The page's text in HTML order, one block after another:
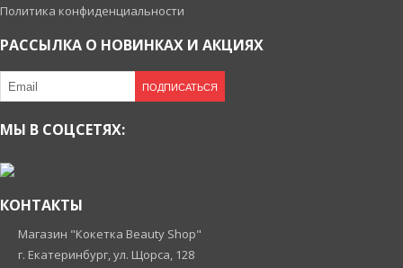
Политика конфиденциальности
РАССЫЛКА О НОВИНКАХ И АКЦИЯХ
ПОДПИСАТЬСЯ
МЫ В СОЦСЕТЯХ:
КОНТАКТЫ
Магазин "Кокетка Beauty Shop"
г. Екатеринбург, ул. Щорса, 128